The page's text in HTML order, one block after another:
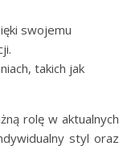
swojemu
takich jak
rolę w aktualnych
styl oraz